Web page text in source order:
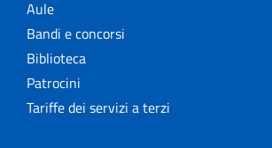
Aule
Bandi e concorsi
Biblioteca
Patrocini
Tariffe dei servizi a terzi